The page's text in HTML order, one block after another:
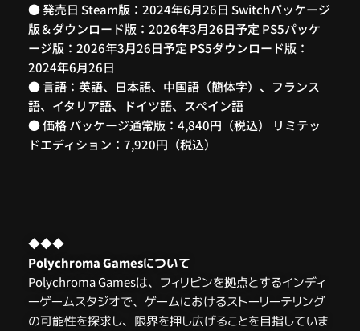
● 発売日 Steam版：2024年6月26日 Switchパッケージ
版＆ダウンロード版：2026年3月26日予定 PS5パッケ
ージ版：2026年3月26日予定 PS5ダウンロード版：
2024年6月26日
● 言語：英語、日本語、中国語（簡体字）、フランス
語、イタリア語、ドイツ語、スペイン語
● 価格 パッケージ通常版：4,840円（税込） リミテッ
ドエディション：7,920円（税込）
◆◆◆
Polychroma Gamesについて
Polychroma Gamesは、フィリピンを拠点とするインディ
ーゲームスタジオで、ゲームにおけるストーリーテリング
の可能性を探求し、限界を押し広げることを目指していま